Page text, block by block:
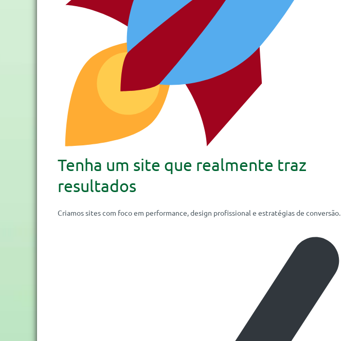
Tenha um site que realmente traz
resultados
Criamos sites com foco em performance, design profissional e estratégias de conversão.